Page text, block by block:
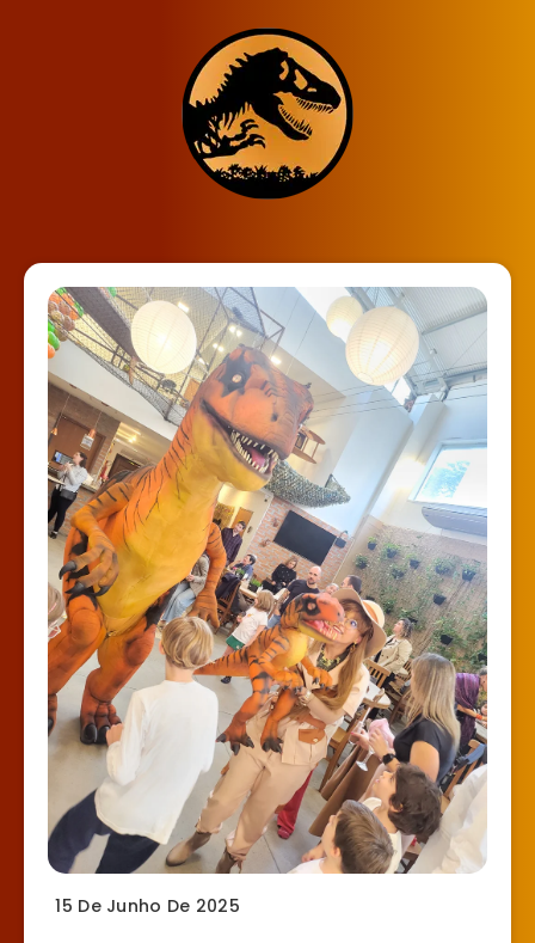
15 De Junho De 2025